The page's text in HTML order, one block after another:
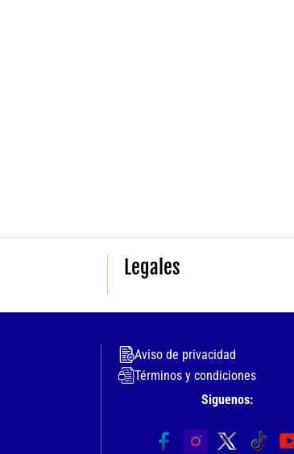
Legales
Aviso de privacidad
Términos y condiciones
Siguenos: